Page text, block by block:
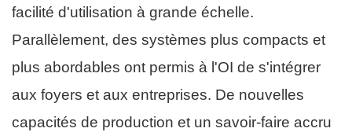
facilité d'utilisation à grande échelle.
Parallèlement, des systèmes plus compacts et
plus abordables ont permis à l'OI de s'intégrer
aux foyers et aux entreprises. De nouvelles
capacités de production et un savoir-faire accru